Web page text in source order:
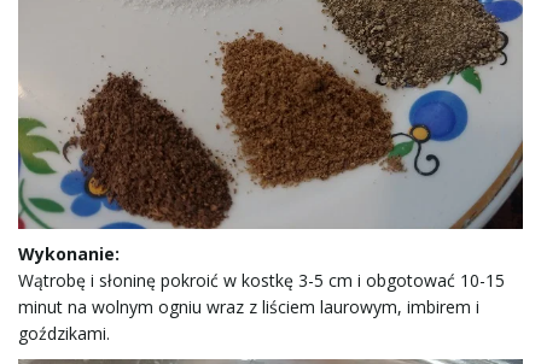
g
Wykonanie:
Wątrobę i słoninę pokroić w kostkę 3-5 cm i obgotować 10-15
minut na wolnym ogniu wraz z liściem laurowym, imbirem i
goździkami.